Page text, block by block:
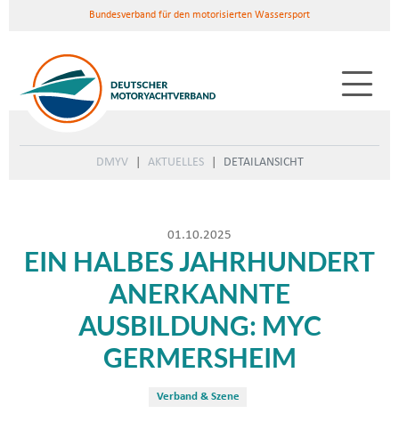
Bundesverband für den motorisierten Wassersport
DMYV AKTUELLES DETAILANSICHT
01.10.2025
EIN HALBES JAHRHUNDERT
ANERKANNTE
AUSBILDUNG: MYC
GERMERSHEIM
Verband & Szene